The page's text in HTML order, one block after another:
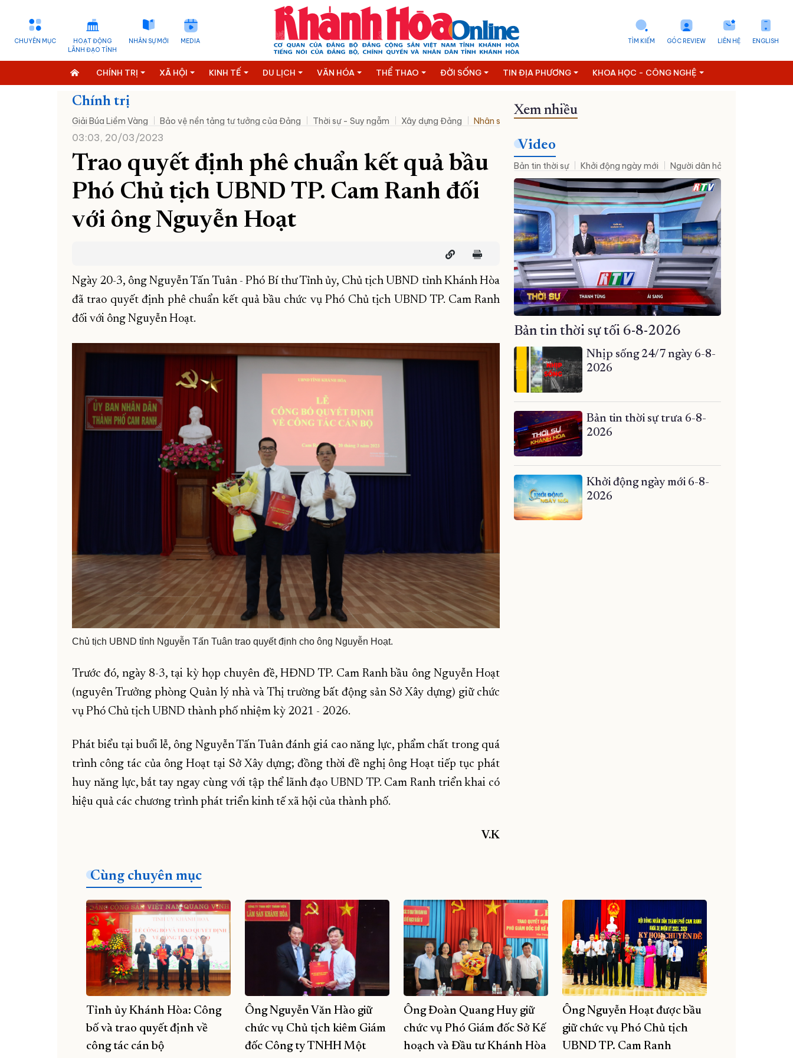
CHUYÊN MỤC
HOẠT ĐỘNG
LÃNH ĐẠO TỈNH
NHÂN SỰ MỚI MEDIA ENGLISH
LIÊN HỆ
GÓC REVIEW
TÌM KIẾM
CHÍNH TRỊ XÃ HỘI KINH TẾ DU LỊCH VĂN HÓA THỂ THAO ĐỜI SỐNG TIN ĐỊA PHƯƠNG KHOA HỌC - CÔNG NGHỆ
Chính trị
Giải Búa Liềm Vàng Bảo vệ nền tảng tư tưởng của Đảng Thời sự - Suy ngẫm Xây dựng Đảng Nhân sự mới Đưa NQ09 vào cuộc sống
03:03, 20/03/2023
Trao quyết định phê chuẩn kết quả bầu
Phó Chủ tịch UBND TP. Cam Ranh đối
với ông Nguyễn Hoạt
Ngày 20-3, ông Nguyễn Tấn Tuân - Phó Bí thư Tỉnh ủy, Chủ tịch UBND tỉnh Khánh Hòa
đã trao quyết định phê chuẩn kết quả bầu chức vụ Phó Chủ tịch UBND TP. Cam Ranh
đối với ông Nguyễn Hoạt.
Chủ tịch UBND tỉnh Nguyễn Tấn Tuân trao quyết định cho ông Nguyễn Hoạt.
Trước đó, ngày 8-3, tại kỳ họp chuyên đề, HĐND TP. Cam Ranh bầu ông Nguyễn Hoạt
(nguyên Trưởng phòng Quản lý nhà và Thị trường bất động sản Sở Xây dựng) giữ chức
vụ Phó Chủ tịch UBND thành phố nhiệm kỳ 2021 - 2026.
Phát biểu tại buổi lễ, ông Nguyễn Tấn Tuân đánh giá cao năng lực, phẩm chất trong quá
trình công tác của ông Hoạt tại Sở Xây dựng; đồng thời đề nghị ông Hoạt tiếp tục phát
huy năng lực, bắt tay ngay cùng với tập thể lãnh đạo UBND TP. Cam Ranh triển khai có
hiệu quả các chương trình phát triển kinh tế xã hội của thành phố.
V.K
Xem nhiều
Video
Bản tin thời sự Khởi động ngày mới Người dân hỏi – Cơ quan nhà
Bản tin thời sự tối 6-8-2026
Nhịp sống 24/7 ngày 6-8-
2026
Bản tin thời sự trưa 6-8-
2026
Khởi động ngày mới 6-8-
2026
Cùng chuyên mục
Tỉnh ủy Khánh Hòa: Công
bố và trao quyết định về
công tác cán bộ
Ông Nguyễn Văn Hào giữ
chức vụ Chủ tịch kiêm Giám
đốc Công ty TNHH Một
Ông Đoàn Quang Huy giữ
chức vụ Phó Giám đốc Sở Kế
hoạch và Đầu tư Khánh Hòa
Ông Nguyễn Hoạt được bầu
giữ chức vụ Phó Chủ tịch
UBND TP. Cam Ranh